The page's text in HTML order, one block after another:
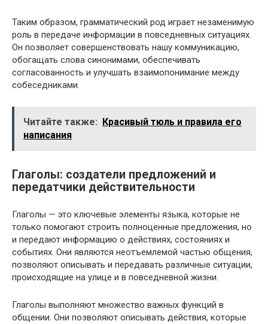
Таким образом, грамматический род играет незаменимую
роль в передаче информации в повседневных ситуациях.
Он позволяет совершенствовать нашу коммуникацию,
обогащать слова синонимами, обеспечивать
согласованность и улучшать взаимопонимание между
собеседниками.
Читайте также: Красивый тюль и правила его
написания
Глаголы: создатели предложений и
передатчики действительности
Глаголы — это ключевые элементы языка, которые не
только помогают строить полноценные предложения, но
и передают информацию о действиях, состояниях и
событиях. Они являются неотъемлемой частью общения,
позволяют описывать и передавать различные ситуации,
происходящие на улице и в повседневной жизни.
Глаголы выполняют множество важных функций в
общении. Они позволяют описывать действия, которые